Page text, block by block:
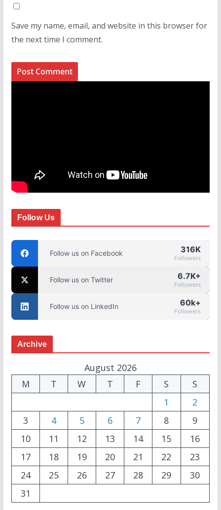
Save my name, email, and website in this browser for
the next time I comment.
Follow Us
Follow us on Facebook 316K
Followers
Follow us on Twitter 6.7K+
Followers
Follow us on LinkedIn 60k+
Followers
Archive
August 2026
M
T W T F S
S
1
2
3
4 5 6 7 8
9
10
11 12 13 14 15
16
17
18 19 20 21 22
23
24
25 26 27 28 29
30
31